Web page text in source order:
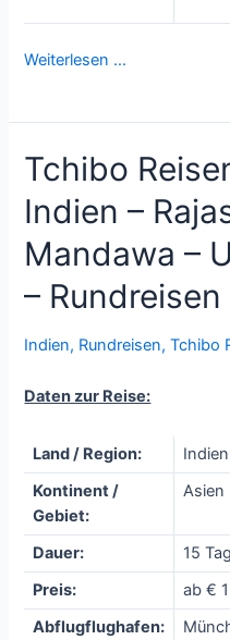
Weiterlesen …
Tchibo
Indien –
Mandawa –
– Rundreisen
Indien, Rundreisen,Tchibo
Daten zur Reise:
Land / Region:
Indien
Kontinent /
Gebiet:
Asien
Dauer:
15
Preis:
ab €
Abflugflughafen: